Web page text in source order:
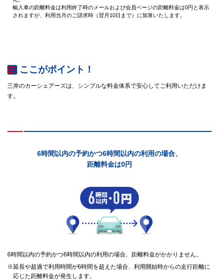
輸入車の距離料金は利用終了時のメールおよび会員ページの距離料金は0円と表示
されますが、利用当月のご請求時（翌月10日まで）に加算いたします。
ここがポイント！
三井のカーシェアーズは、シンプルな料金体系で安心してご利用いただけま
す。
6時間以内の予約かつ6時間以内の利用の場合、
距離料金は0円
6時間以内の予約かつ6時間以内の利用の場合、距離料金がかかりません。
※延長や超過で利用時間が6時間を超えた場合、利用開始時からの走行距離に
応じた距離料金が発生します。